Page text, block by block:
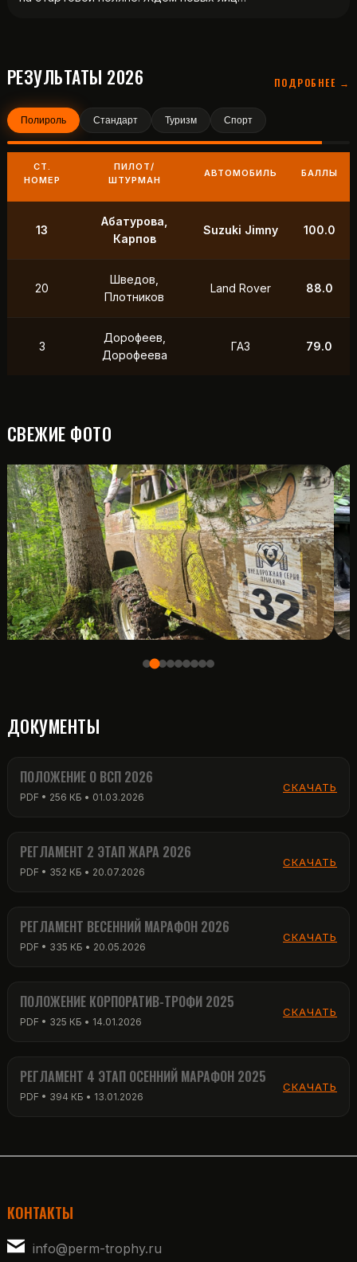
РЕЗУЛЬТАТЫ 2026 ПОДРОБНЕЕ →
Полироль Стандарт Туризм Спорт
СТ.
НОМЕР
ПИЛОТ/
ШТУРМАН
АВТОМОБИЛЬ БАЛЛЫ
9 Маслов, Ходько УАЗ 250.0
Петухов
Фердман
ПОЛОЖЕНИЕ О ВСП 2026
РЕГЛАМЕНТ 2 ЭТАП ЖАРА 2026
РЕГЛАМЕНТ ВЕСЕННИЙ МАРАФОН 2026
ПОЛОЖЕНИЕ КОРПОРАТИВ-ТРОФИ 2025
РЕГЛАМЕНТ 4 ЭТАП ОСЕННИЙ МАРАФОН 2025
КОНТАКТЫ